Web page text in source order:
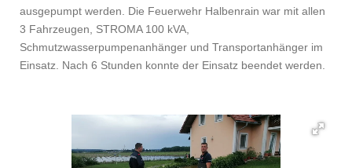
ausgepumpt werden. Die Feuerwehr Halbenrain war mit allen
3 Fahrzeugen, STROMA 100 kVA,
Schmutzwasserpumpenanhänger und Transportanhänger im
Einsatz. Nach 6 Stunden konnte der Einsatz beendet werden.